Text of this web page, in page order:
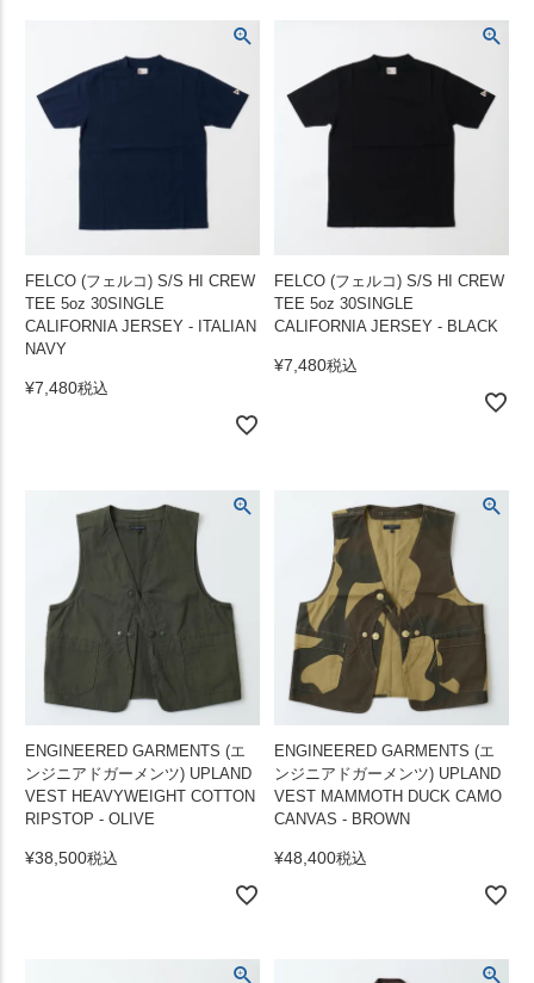
FELCO (フェルコ) S/S HI CREW
TEE 5oz 30SINGLE
CALIFORNIA JERSEY - ITALIAN
NAVY
¥7,480税込
FELCO (フェルコ) S/S HI CREW
TEE 5oz 30SINGLE
CALIFORNIA JERSEY - BLACK
¥7,480税込
ENGINEERED GARMENTS (エ
ンジニアドガーメンツ) UPLAND
VEST HEAVYWEIGHT COTTON
RIPSTOP - OLIVE
¥38,500税込
ENGINEERED GARMENTS (エ
ンジニアドガーメンツ) UPLAND
VEST MAMMOTH DUCK CAMO
CANVAS - BROWN
¥48,400税込